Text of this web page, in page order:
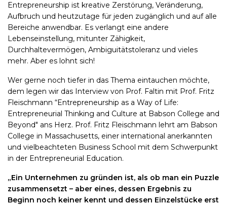
Entrepreneurship ist kreative Zerstörung, Veränderung,
Aufbruch und heutzutage für jeden zugänglich und auf alle
Bereiche anwendbar. Es verlangt eine andere
Lebenseinstellung, mitunter Zähigkeit,
Durchhaltevermögen, Ambiguitätstoleranz und vieles
mehr. Aber es lohnt sich!
Wer gerne noch tiefer in das Thema eintauchen möchte,
dem legen wir das Interview von Prof. Faltin mit Prof. Fritz
Fleischmann “Entrepreneurship as a Way of Life:
Entrepreneurial Thinking and Culture at Babson College and
Beyond" ans Herz. Prof. Fritz Fleischmann lehrt am Babson
College in Massachusetts, einer international anerkannten
und vielbeachteten Business School mit dem Schwerpunkt
in der Entrepreneurial Education.
„Ein Unternehmen zu gründen ist, als ob man ein Puzzle
zusammensetzt – aber eines, dessen Ergebnis zu
Beginn noch keiner kennt und dessen Einzelstücke erst